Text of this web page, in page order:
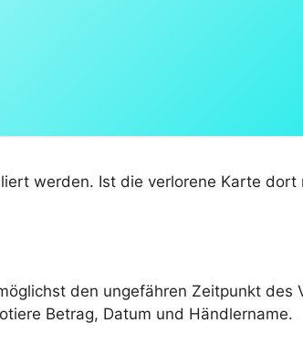
werden. Ist die verlorene Karte dort
den ungefähren Zeitpunkt des
Betrag, Datum und Händlername.